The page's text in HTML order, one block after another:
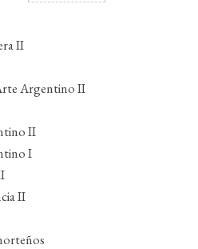
II
Argentino II
II
I
II